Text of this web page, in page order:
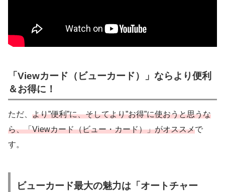
「Viewカード（ビューカード）」ならより便利
＆お得に！
ただ、 より”便利”に、そしてより”お得”に使おうと思うな
ら、「Viewカード（ビュー・カード）」がオススメで
す。
ビューカード最大の魅力は「オートチャー